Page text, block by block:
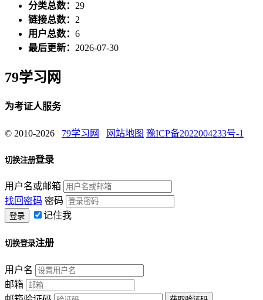
分类总数： 29
链接总数： 2
用户总数： 6
最后更新： 2026-07-30
79学习网
为考证人服务
© 2010-2026 79学习网 网站地图 豫ICP备2022004233号-1
切换注册登录
用户名或邮箱
找回密码 密码
记住我
切换登录注册
用户名
邮箱